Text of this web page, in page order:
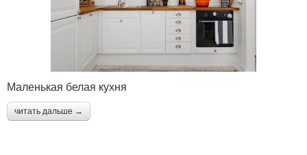
Маленькая белая кухня
читать дальше →